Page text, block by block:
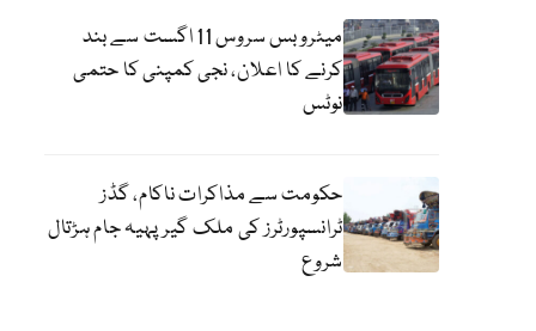
میٹرو بس سروس 11 اگست سے بند
کرنے کا اعلان، نجی کمپنی کا حتمی
نوٹس
حکومت سے مذاکرات ناکام، گڈز
ٹرانسپورٹرز کی ملک گیر پہیہ جام ہڑتال
شروع